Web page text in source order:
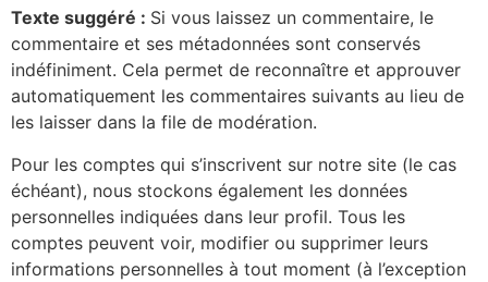
Texte suggéré : Si vous laissez un commentaire, le
commentaire et ses métadonnées sont conservés
indéfiniment. Cela permet de reconnaître et approuver
automatiquement les commentaires suivants au lieu de
les laisser dans la file de modération.
Pour les comptes qui s’inscrivent sur notre site (le cas
échéant), nous stockons également les données
personnelles indiquées dans leur profil. Tous les
comptes peuvent voir, modifier ou supprimer leurs
informations personnelles à tout moment (à l’exception